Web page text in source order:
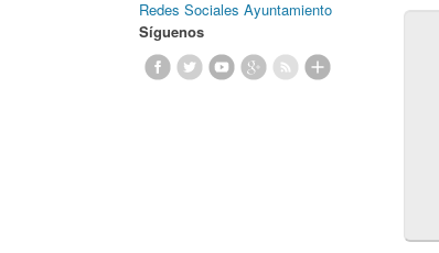
Redes Sociales Ayuntamiento
Síguenos